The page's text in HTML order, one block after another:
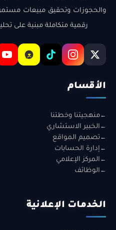
والحجوزات وتحقيق مبيعات
رقمية متكاملة مبنية على
الأقسام
منهجيتنا وخطتنا
الخبير الاستشاري
تصميم المواقع
إدارة الحسابات
المركز الإعلامي
الوظائف
الخدمات الإعلانية